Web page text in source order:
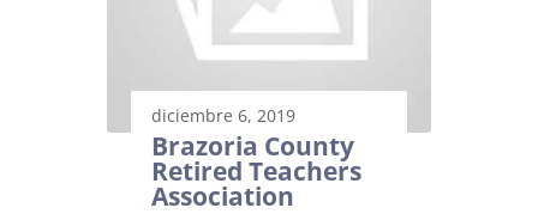
diciembre 6, 2019
Brazoria County
Retired Teachers
Association